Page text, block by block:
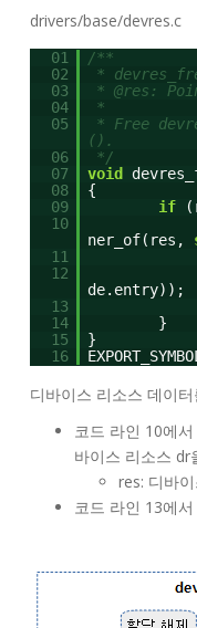
drivers/base/devres.c
01
/**
02
*
03
* @res:
04
*
05
* Free
().
06
*/
07
void
08
{
09
if
10
ner_of(res,
11
12
de.entry));
13
14
}
15
}
16
디바이스 리소스 데이
코드 라인 10에
바이스 리소스 dr
res: 디바
코드 라인 13에